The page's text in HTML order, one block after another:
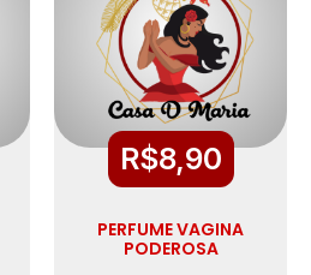
R$8,90
PERFUME VAGINA
PODEROSA